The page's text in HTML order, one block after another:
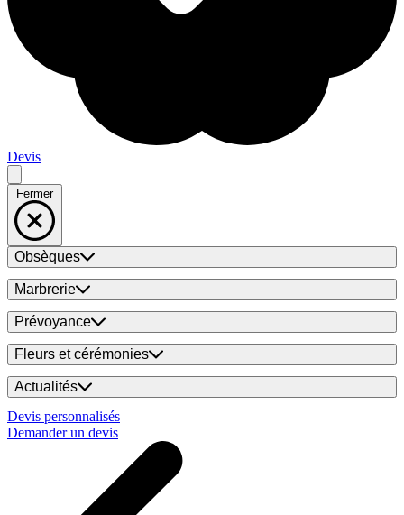
Devis
Fermer
Obsèques
Marbrerie
Prévoyance
Fleurs et cérémonies
Actualités
Devis personnalisés
Demander un devis